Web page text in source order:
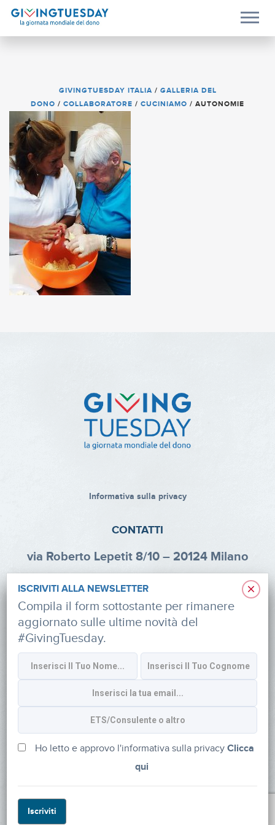
GIVINGTUESDAY ITALIA / GALLERIA DEL
DONO / COLLABORATORE / CUCINIAMO / AUTONOMIE
Informativa sulla privacy
CONTATTI
via Roberto Lepetit 8/10 – 20124 Milano
Tel: +39 02 47924880
CF: 91374340379
SOCIAL
×
ISCRIVITI ALLA NEWSLETTER
Compila il form sottostante per rimanere
aggiornato sulle ultime novità del
#GivingTuesday.
Ho letto e approvo l'informativa sulla privacyClicca
qui
Iscriviti
Powered by